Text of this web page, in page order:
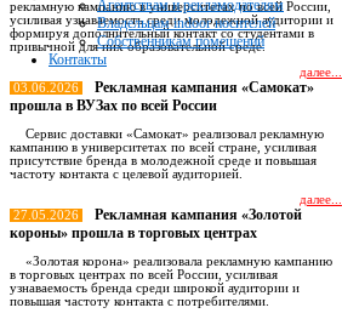
Агентствам и рекламодателям
Владельцам indoor носителей
Собственникам помещений
Контакты
рекламную кампанию в университетах по всей России,
усиливая узнаваемость среди молодежной аудитории и
формируя дополнительный контакт со студентами в
привычной для них образовательной среде.
далее...
03.06.2026
Рекламная кампания «Самокат»
прошла в ВУЗах по всей России
Сервис доставки «Самокат» реализовал рекламную
кампанию в университетах по всей стране, усиливая
присутствие бренда в молодежной среде и повышая
частоту контакта с целевой аудиторией.
далее...
27.05.2026
Рекламная кампания «Золотой
короны» прошла в торговых центрах
«Золотая корона» реализовала рекламную кампанию
в торговых центрах по всей России, усиливая
узнаваемость бренда среди широкой аудитории и
повышая частоту контакта с потребителями.